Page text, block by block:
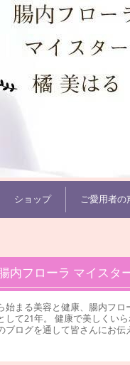
ショップ ご愛用者の
内フローラ マイスタ
始まる美容と健康、腸内フロ
して21年。 健康で美しくい
ブログを通して皆さんにお伝